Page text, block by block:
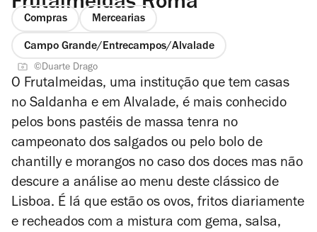
Compras Mercearias
Campo Grande/Entrecampos/Alvalade
©Duarte Drago
O Frutalmeidas, uma institução que tem casas
no Saldanha e em Alvalade, é mais conhecido
pelos bons pastéis de massa tenra no
campeonato dos salgados ou pelo bolo de
chantilly e morangos no caso dos doces mas não
descure a análise ao menu deste clássico de
Lisboa. É lá que estão os ovos, fritos diariamente
e recheados com a mistura com gema, salsa,